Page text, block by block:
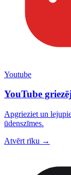
Youtube
YouTube
Apgrieziet un
ūdenszīmes.
Atvērt rīku →